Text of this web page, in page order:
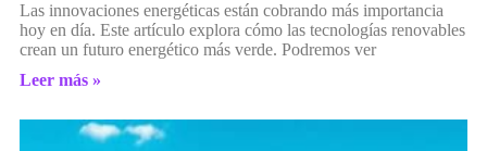
Las innovaciones energéticas están cobrando más importancia
hoy en día. Este artículo explora cómo las tecnologías renovables
crean un futuro energético más verde. Podremos ver
Leer más »